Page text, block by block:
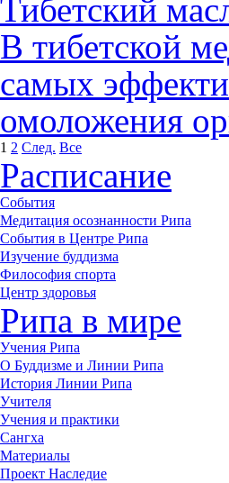
Тибетский
В тибетской
самых
омоложения
1 2 След. Все
Расписание
События
Медитация осознанности Рипа
События в Центре Рипа
Изучение буддизма
Философия спорта
Центр здоровья
Рипа в мире
Учения Рипа
О Буддизме и Линии Рипа
История Линии Рипа
Учителя
Учения и практики
Сангха
Материалы
Проект Наследие